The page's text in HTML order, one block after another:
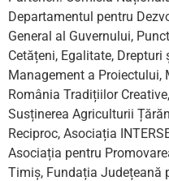
Departamentul pentru
General al Guvernului,
Cetățeni, Egalitate, Drepturi
Management a Proiectului,
România Tradițiilor
Susținerea Agriculturii
Reciproc, Asociația
Asociația pentru
Timiș, Fundația Județeană